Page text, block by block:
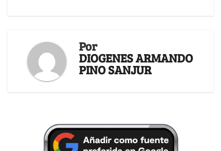
Por
DIOGENES ARMANDO
PINO SANJUR